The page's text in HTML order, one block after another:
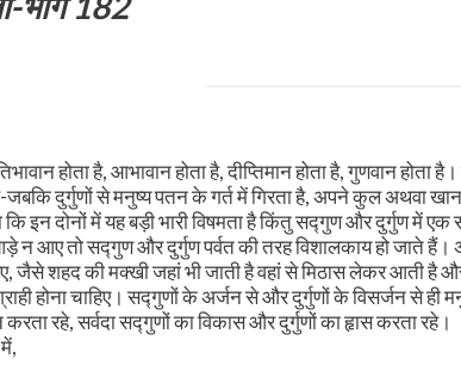
होता है, आभावान होता है, दीप्तिमान होता है, गुणवान
जबकि दुर्गुणों से मनुष्य पतन के गर्त में गिरता है, अपने कुल अथवा
कि इन दोनों में यह बड़ी भारी विषमता है किंतु सद्गुण और दुर्गुण में
न आए तो सद्गुण और दुर्गुण पर्वत की तरह विशालकाय हो जाते
जैसे शहद की मक्खी जहां भी जाती है वहां से मिठास लेकर आती है
होना चाहिए। सद्गुणों के अर्जन से और दुर्गुणों के विसर्जन से
रहे, सर्वदा सद्गुणों का विकास और दुर्गुणों का हृास करता रहे।